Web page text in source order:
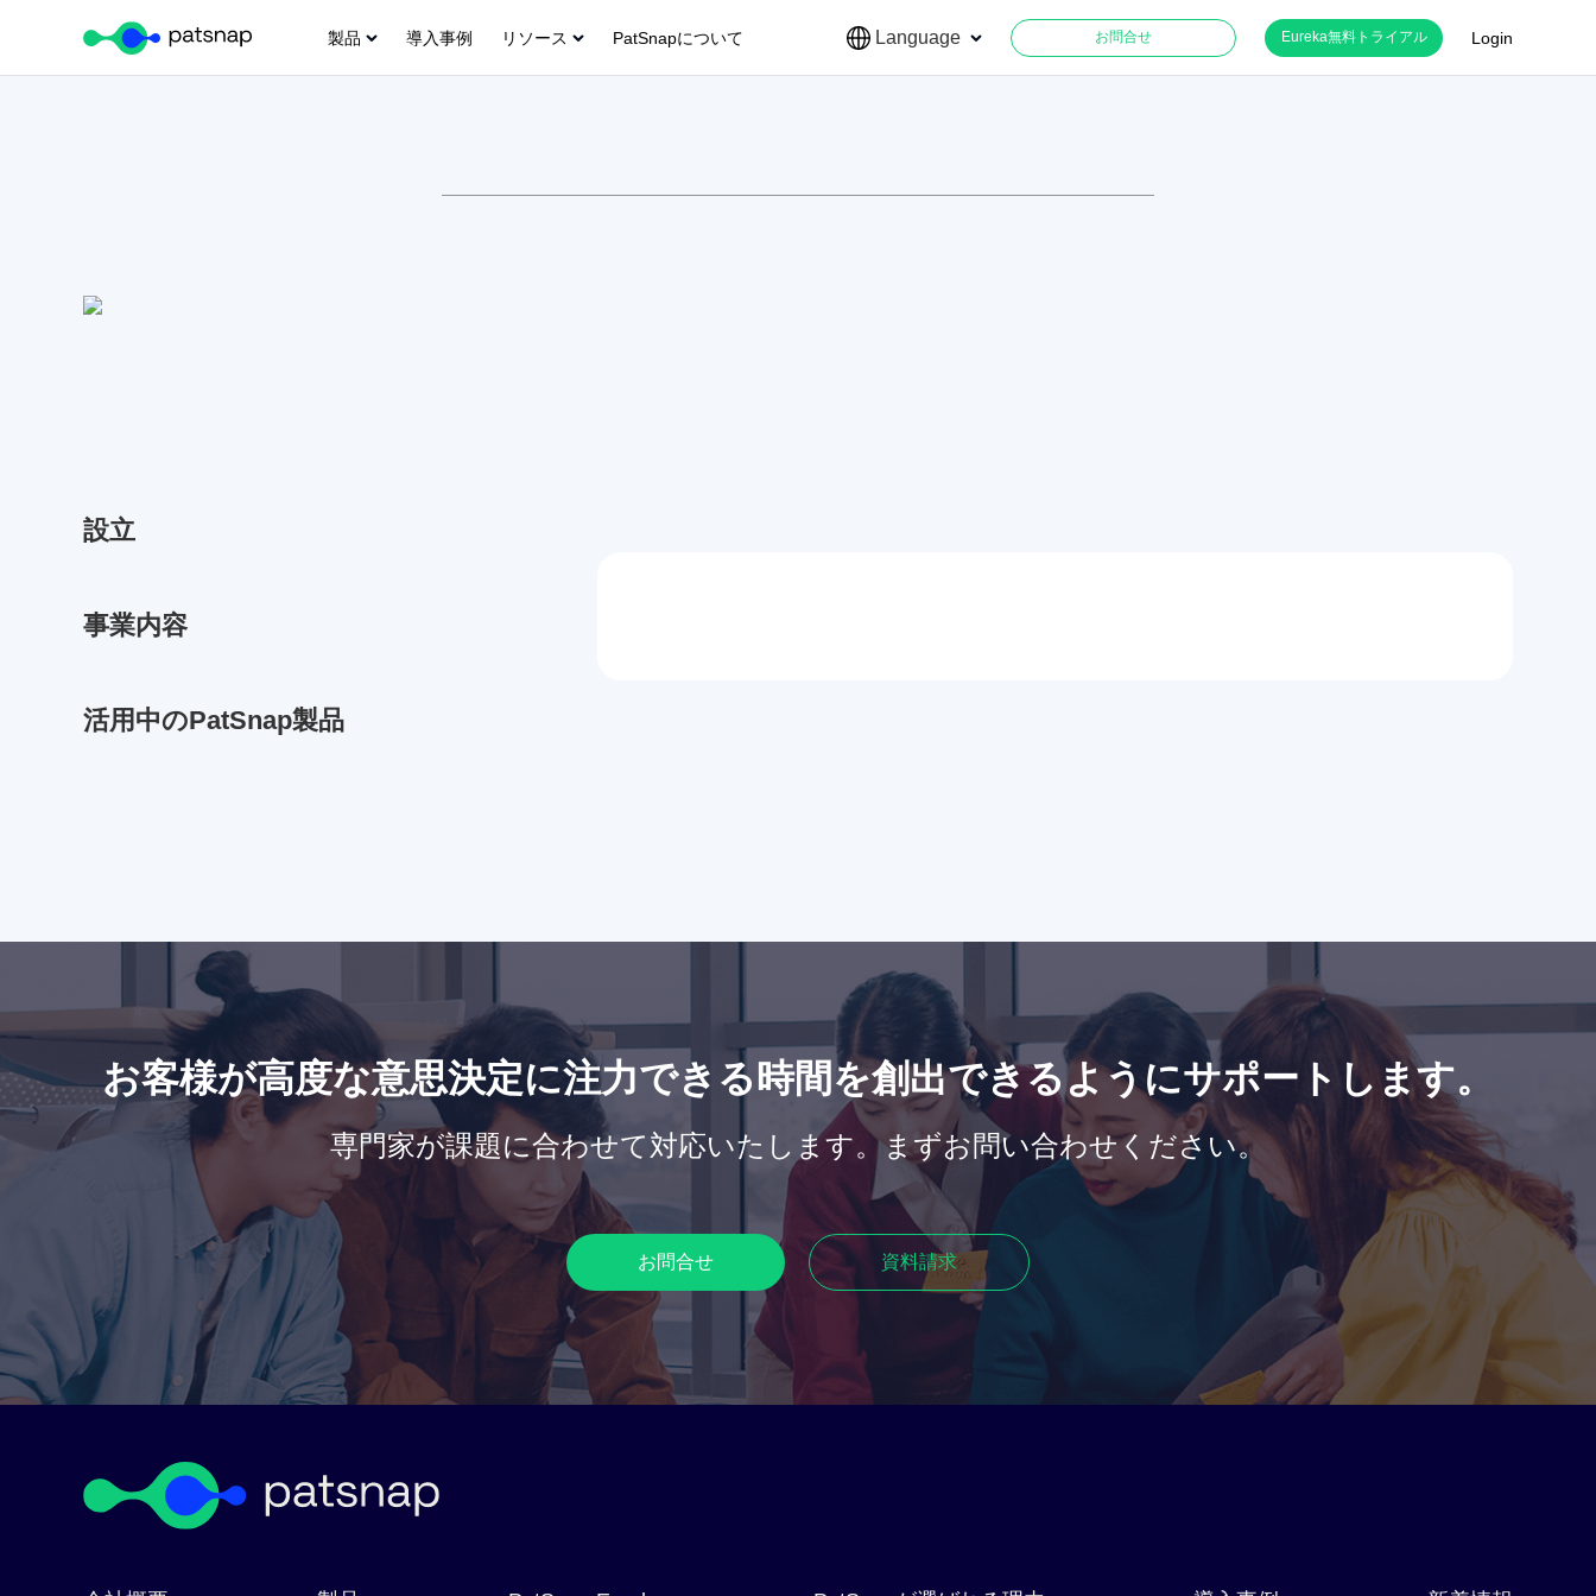
製品 導入事例 リソース PatSnapについて Language お問合せ Eureka無料トライアル Login
設立​
事業内容​​
活用中のPatSnap製品
お客様が高度な意思決定に注力できる時間を創出できるようにサポートします。
専門家が課題に合わせて対応いたします。まずお問い合わせください。​
お問合せ​ 資料請求​